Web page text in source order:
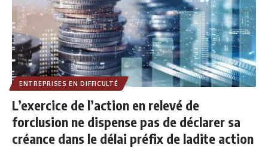
ENTREPRISES EN DIFFICULTÉ
L’exercice de l’action en relevé de
forclusion ne dispense pas de déclarer sa
créance dans le délai préfix de ladite action